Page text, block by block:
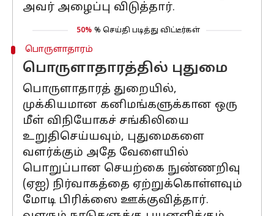
அவர் அழைப்பு விடுத்தார்.
50% % செய்தி படித்து விட்டீர்கள்
பொருளாதாரம்
பொருளாதாரத்தில் புதுமை
பொருளாதாரத் துறையில்,
முக்கியமான கனிமங்களுக்கான ஒரு
மீள் விநியோகச் சங்கிலியை
உறுதிசெய்யவும், புதுமைகளை
வளர்க்கும் அதே வேளையில்
பொறுப்பான செயற்கை நுண்ணறிவு
(ஏஐ) நிர்வாகத்தை ஏற்றுக்கொள்ளவும்
மோடி பிரிக்ஸை ஊக்குவித்தார்.